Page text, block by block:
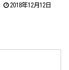
2018年12月12日